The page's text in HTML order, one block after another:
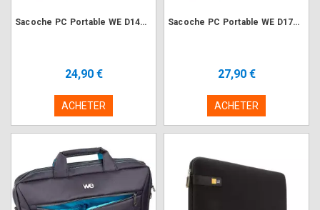
Sacoche PC Portable WE D14N2 Design V2 13-14" Nylon Noir
24,90 €
ACHETER
Sacoche PC Portable WE D17N2 Design V2 17.3" Nylon Noir
27,90 €
ACHETER